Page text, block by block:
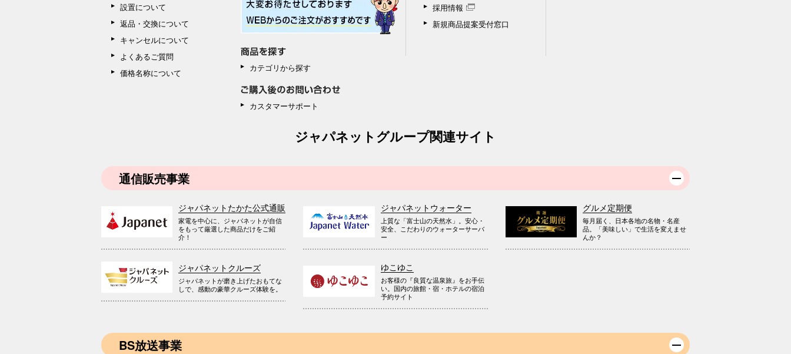
設置について
返品・交換について
キャンセルについて
よくあるご質問
価格名称について
カテゴリから探す
カスタマーサポート
採用情報
新規商品提案受付窓口
ジャパネットグループ関連サイト
通信販売事業
ジャパネットたかた公式通販
家電を中心に、ジャパネットが自信
をもって厳選した商品だけをご紹
介！
ジャパネットウォーター
上質な「富士山の天然水」。安心・
安全、こだわりのウォーターサーバ
ー
グルメ定期便
毎月届く、日本各地の名物・名産
品。「美味しい」で生活を変えませ
んか？
ジャパネットクルーズ
ジャパネットが磨き上げたおもてな
しで、感動の豪華クルーズ体験を。
ゆこゆこ
お客様の『良質な温泉旅』をお手伝
い。国内の旅館・宿・ホテルの宿泊
予約サイト
BS放送事業